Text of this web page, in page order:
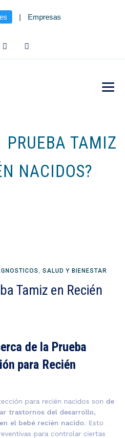
| Empresas
PRUEBA TAMIZ
NACIDOS?
, SALUD Y BIENESTAR
Tamiz en Recién
de la Prueba
para Recién
para recién nacidos son de
trastornos del desarrollo,
el bebé recién nacido. Esto
para controlar ciertas